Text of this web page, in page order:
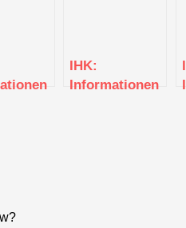
IHK:
Informationen